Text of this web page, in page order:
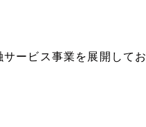
ービス事業を展開してお